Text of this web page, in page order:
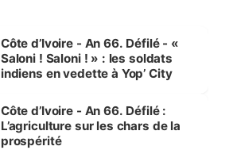
Côte d’Ivoire - An 66. Défilé - «
Saloni ! Saloni ! » : les soldats
indiens en vedette à Yop’ City
Côte d’Ivoire - An 66. Défilé :
L’agriculture sur les chars de la
prospérité